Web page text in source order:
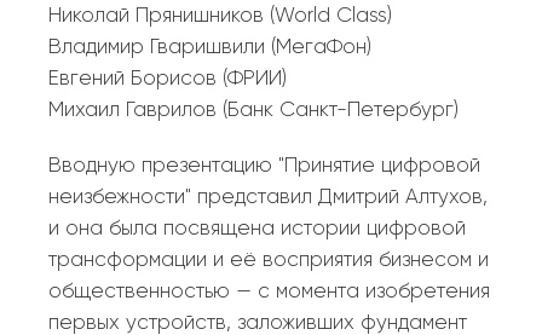
Николай Прянишников (World Class)
Владимир Гваришвили (МегаФон)
Евгений Борисов (ФРИИ)
Михаил Гаврилов (Банк Санкт-Петербург)
Вводную презентацию "Принятие цифровой
неизбежности" представил Дмитрий Алтухов,
и она была посвящена истории цифровой
трансформации и её восприятия бизнесом и
общественностью — с момента изобретения
первых устройств, заложивших фундамент